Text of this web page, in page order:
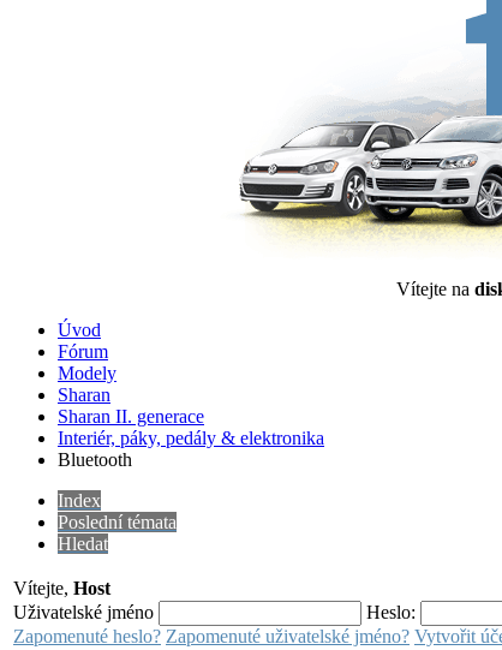
Vítejte na
Úvod
Fórum
Modely
Sharan
Sharan II. generace
Interiér, páky, pedály & elektronika
Bluetooth
Index
Poslední témata
Hledat
Vítejte, Host
Uživatelské jméno
Heslo:
Zapomenuté heslo? Zapomenuté uživatelské jméno? Vytvořit